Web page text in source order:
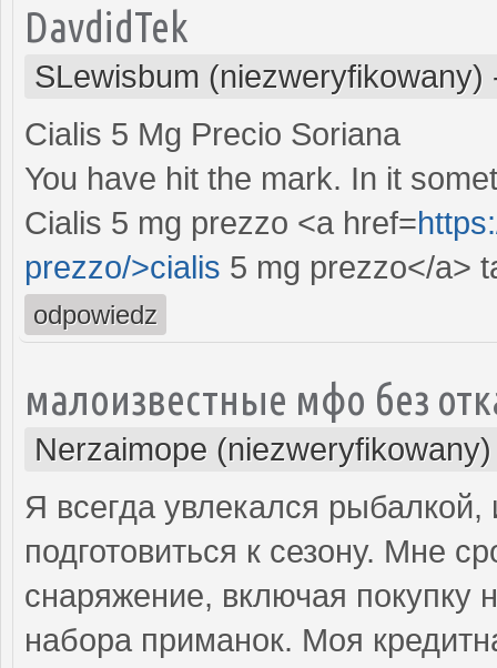
DavdidTek
SLewisbum (niezweryfikowany)
Cialis 5 Mg Precio Soriana
You have hit the mark. In it
Cialis 5 mg prezzo <a href=
prezzo/>cialis 5 mg prezzo</a>
odpowiedz
малоизвестные мфо без
Nerzaimope (niezweryfikowany)
Я всегда увлекался
подготовиться к сезону. Мне
снаряжение, включая покупку
набора приманок. Моя